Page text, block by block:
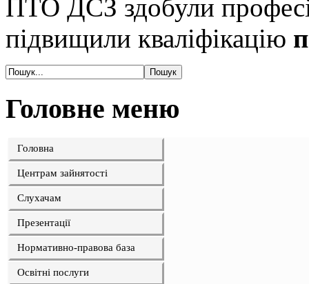
ПТО ДСЗ здобули
підвищили кваліфікацію
Головне меню
Головна
Центрам зайнятості
Слухачам
Презентації
Нормативно-правова база
Освітні послуги